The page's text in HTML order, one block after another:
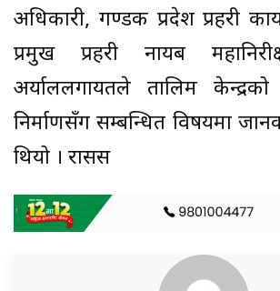
अधिकारी, गण्डकी प्रदेश प्रहरी
प्रमुख प्रहरी नायब
अर्याललगायतले तालिम केन्द्रको
निर्माणसँग सम्बन्धित विषयमा
थियो । रासस